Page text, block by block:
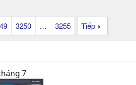
3250 … 3255 Tiếp
7